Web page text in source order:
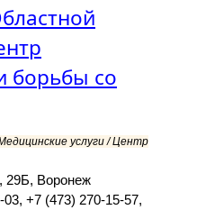
борьбы со
услуги / Центр
29Б, Воронеж
+7 (473) 270-15-57,